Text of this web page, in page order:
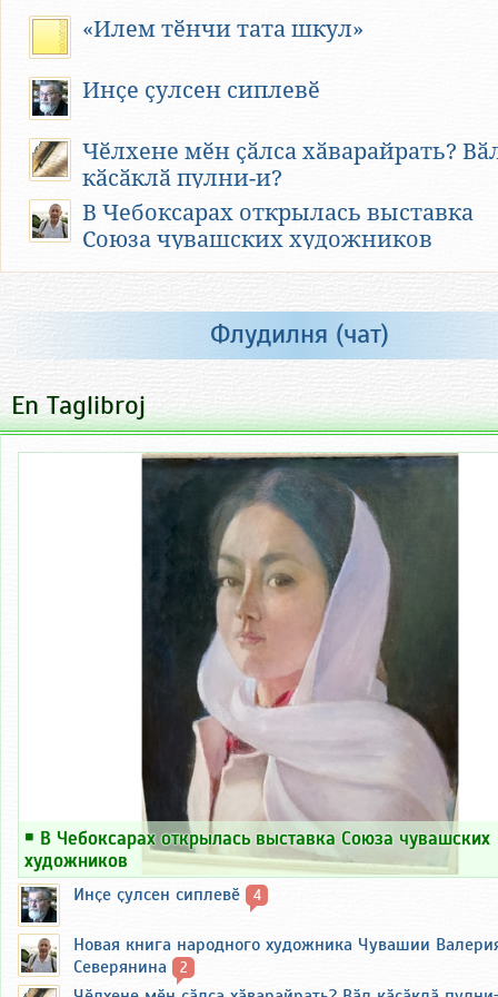
Учился Фёдоров прилежно. Тогда же
в школе в нем проявились
лидерские качества личности. В
фотоиллюстрации Федоров идёт
впереди в роли командира группы с
бутафорским «автоматом» в руках.
Федоров успешно закончил
Толиковскую среднюю школу в 1975
Абитуриент Федоров опоздал утром
на самолет в Ленинград в военное
училище. И его судьба сложилась
по-другому. Об этом тоже говорится
Федоров закончил Юридический
факультет Казанского университета.
Его пригласили преподавать в
Чувашский госуниверситет. Окончил
аспирантуру в Москве. Защитил
кандидатскую диссертацию.
В 1989 году Федоров баллотировался
в народные депутаты СССР и был
В 1990 году Федоров вошел в
правительство РСФСР и стал
министром юстиции.
Общественная позиция
Федорова
«Илем тӗнчи тата шкул»
Инҫе ҫулсен сиплевӗ
Чӗлхене мӗн ҫӑлса хӑварайрать?
кӑсӑклӑ пулни-и?
В Чебоксарах открылась выставка
Союза чувашских художников
Флудилня (чат)
En Taglibroj
￭ В Чебоксарах открылась выставка Союза чувашских
художников
Инҫе ҫулсен сиплевӗ 4
Новая книга народного художника Чувашии
Северянина
2